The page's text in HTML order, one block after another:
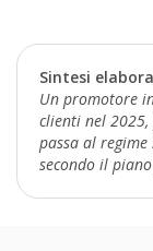
Sintesi
Un promotore
clienti nel
passa al
secondo il